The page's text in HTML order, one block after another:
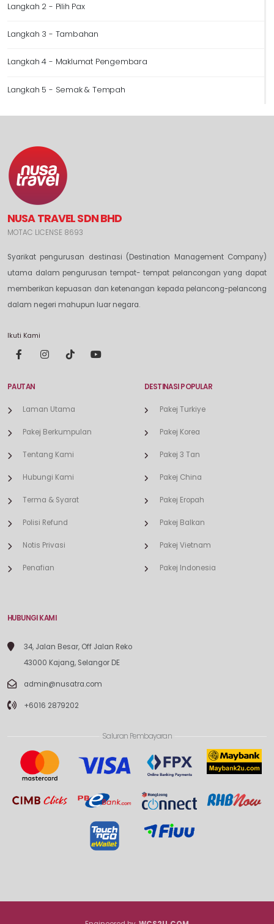
Langkah 2 - Pilih Pax
Langkah 3 - Tambahan
Langkah 4 - Maklumat Pengembara
Langkah 5 - Semak & Tempah
NUSA TRAVEL SDN BHD
MOTAC LICENSE 8693
Syarikat pengurusan destinasi (Destination Management Company)
utama dalam pengurusan tempat- tempat pelancongan yang dapat
memberikan kepuasan dan ketenangan kepada pelancong-pelancong
dalam negeri mahupun luar negara.
Ikuti Kami
PAUTAN
Laman Utama
Pakej Berkumpulan
Tentang Kami
Hubungi Kami
Terma & Syarat
Polisi Refund
Notis Privasi
Penafian
DESTINASI POPULAR
Pakej Turkiye
Pakej Korea
Pakej 3 Tan
Pakej China
Pakej Eropah
Pakej Balkan
Pakej Vietnam
Pakej Indonesia
HUBUNGI KAMI
34, Jalan Besar, Off Jalan Reko
43000 Kajang, Selangor DE
admin@nusatra.com
+6016 2879202
Saluran Pembayaran